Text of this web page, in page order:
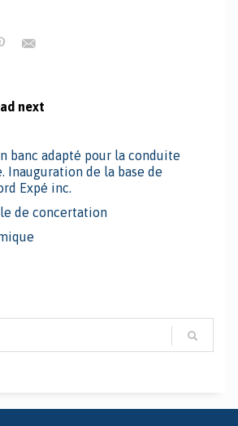
next
banc adapté pour la conduite
Inauguration de la base de
Expé inc.
de concertation